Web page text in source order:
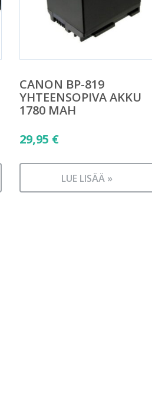
CANON BP-819
YHTEENSOPIVA AKKU
1780 MAH
29,95 €
LUE LISÄÄ »